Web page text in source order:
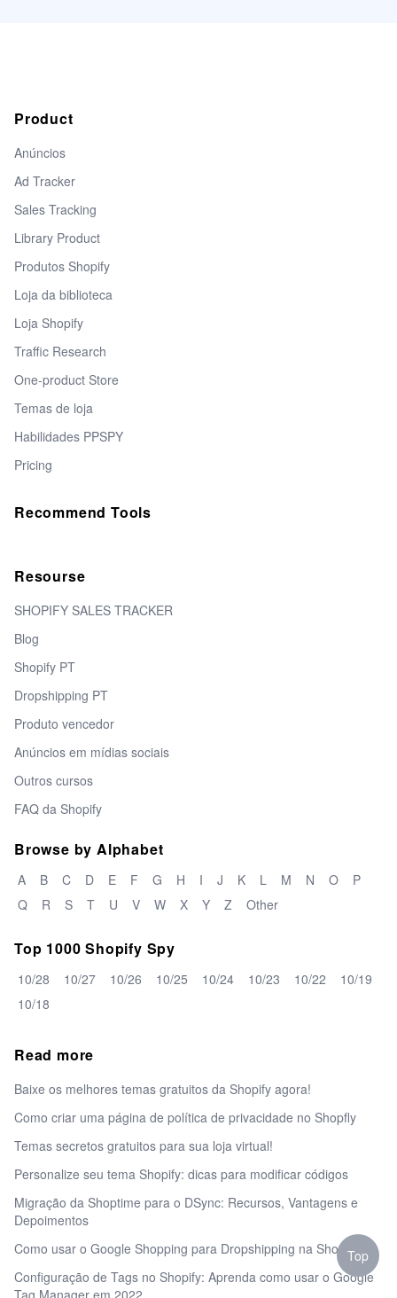
Product
Anúncios
Ad Tracker
Sales Tracking
Library Product
Produtos Shopify
Loja da biblioteca
Loja Shopify
Traffic Research
One-product Store
Temas de loja
Habilidades PPSPY
Pricing
Recommend Tools
Resourse
SHOPIFY SALES TRACKER
Blog
Shopify PT
Dropshipping PT
Produto vencedor
Anúncios em mídias sociais
Outros cursos
FAQ da Shopify
Browse by Alphabet
A B C D E F G H I J K L M N O
P
Q
R S T U V W X Y Z Other
Top 1000 Shopify Spy
10/28 10/27 10/26 10/25 10/24 10/23 10/22
10/19
10/18
Read more
Baixe os melhores temas gratuitos da Shopify agora!
Como criar uma página de política de privacidade no Shopfly
Temas secretos gratuitos para sua loja virtual!
Personalize seu tema Shopify: dicas para modificar códigos
Migração da Shoptime para o DSync: Recursos, Vantagens e
Depoimentos
Como usar o Google Shopping para Dropshipping na Shopify
Configuração de Tags no Shopify: Aprenda como usar o Google
Top